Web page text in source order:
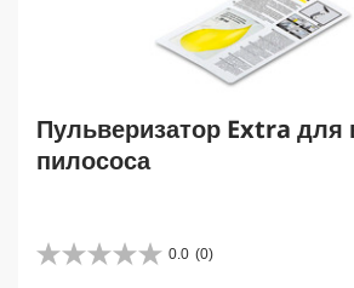
Пульверизатор Extra для
пилососа
0.0 (0)
0